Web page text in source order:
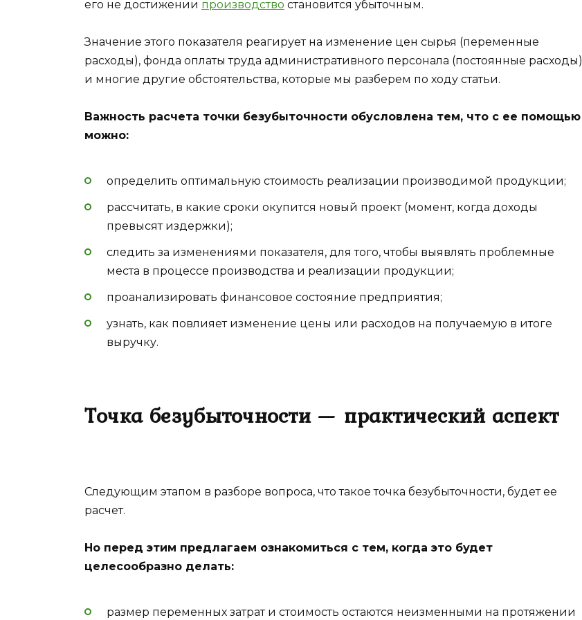
его не достижении производство становится убыточным.
Значение этого показателя реагирует на изменение цен сырья (переменные
расходы), фонда оплаты труда административного персонала (постоянные расходы)
и многие другие обстоятельства, которые мы разберем по ходу статьи.
Важность расчета точки безубыточности обусловлена тем, что с ее помощью
можно:
определить оптимальную стоимость реализации производимой продукции;
рассчитать, в какие сроки окупится новый проект (момент, когда доходы
превысят издержки);
следить за изменениями показателя, для того, чтобы выявлять проблемные
места в процессе производства и реализации продукции;
проанализировать финансовое состояние предприятия;
узнать, как повлияет изменение цены или расходов на получаемую в итоге
выручку.
Точка безубыточности — практический аспект
Следующим этапом в разборе вопроса, что такое точка безубыточности, будет ее
расчет.
Но перед этим предлагаем ознакомиться с тем, когда это будет
целесообразно делать:
размер переменных затрат и стоимость остаются неизменными на протяжении